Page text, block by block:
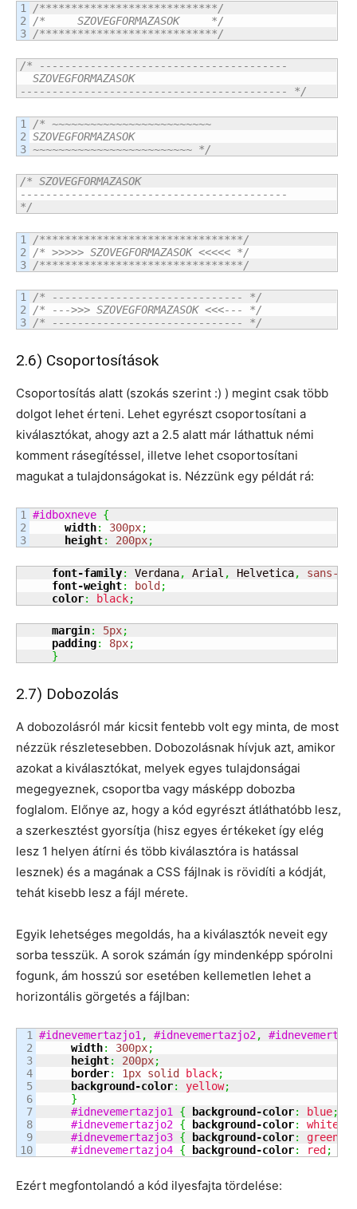
1
2
/****************************/
/*     SZOVEGFORMAZASOK     */
/****************************/
/* ---------------------------------------
  SZOVEGFORMAZASOK
------------------------------------------ */
1
2
/* ~~~~~~~~~~~~~~~~~~~~~~~~~
SZOVEGFORMAZASOK
~~~~~~~~~~~~~~~~~~~~~~~~~ */
/* SZOVEGFORMAZASOK
------------------------------------------
*/
1
2
/********************************/
/* >>>>> SZOVEGFORMAZASOK <<<<< */
/********************************/
1
2
/* ------------------------------ */
/* --->>> SZOVEGFORMAZASOK <<<--- */
/* ------------------------------ */
2.6) Csoportosítások
Csoportosítás alatt (szokás szerint :) ) megint csak több
dolgot lehet érteni. Lehet egyrészt csoportosítani a
kiválasztókat, ahogy azt a 2.5 alatt már láthattuk némi
komment rásegítéssel, illetve lehet csoportosítani
magukat a tulajdonságokat is. Nézzünk egy példát rá:
1
2
#idboxneve {
width: 300px;
height: 200px;
font-family: Verdana, Arial , Helvetica,
sans-
font-weight: bold;
color: black;
margin: 5px;
padding: 8px;
}
2.7) Dobozolás
A dobozolásról már kicsit fentebb volt egy minta, de most
nézzük részletesebben. Dobozolásnak hívjuk azt, amikor
azokat a kiválasztókat, melyek egyes tulajdonságai
megegyeznek, csoportba vagy másképp dobozba
foglalom. Előnye az, hogy a kód egyrészt átláthatóbb lesz,
a szerkesztést gyorsítja (hisz egyes értékeket így elég
lesz 1 helyen átírni és több kiválasztóra is hatással
lesznek) és a magának a CSS fájlnak is rövidíti a kódját,
tehát kisebb lesz a fájl mérete.
Egyik lehetséges megoldás, ha a kiválasztók neveit egy
sorba tesszük. A sorok számán így mindenképp spórolni
fogunk, ám hosszú sor esetében kellemetlen lehet a
horizontális görgetés a fájlban:
1
2
3
4
5
6
7
8
9
#idnevemertazjo1 , #idnevemertazjo2,
width: 300px;
height: 200px;
border: 1px solid black;
background-color: yellow;
}
#idnevemertazjo1
{ background-color: blue;
#idnevemertazjo2 { background-color: white
#idnevemertazjo3 { background-color: green
#idnevemertazjo4 { background-color: red ;
Ezért megfontolandó a kód ilyesfajta tördelése: